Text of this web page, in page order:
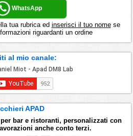
WhatsApp
tua rubrica ed inserisci il tuo nomese
riguardanti un ordine
al mio canale:
APAD
bar e ristoranti, personalizzati con
anche conto terzi.